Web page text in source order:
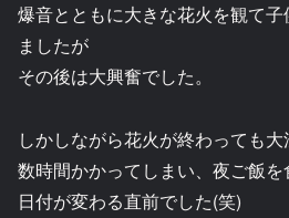
爆音とともに大きな花火を観て
ましたが
その後は大興奮でした。
しかしながら花火が終わっても
数時間かかってしまい、夜ご飯
日付が変わる直前でした(笑)